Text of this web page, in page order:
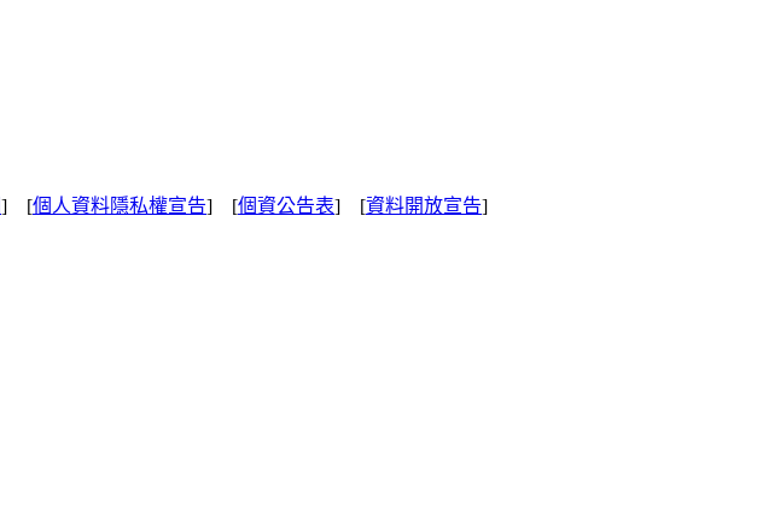
] [個人資料隱私權宣告] [個資公告表] [資料開放宣告]